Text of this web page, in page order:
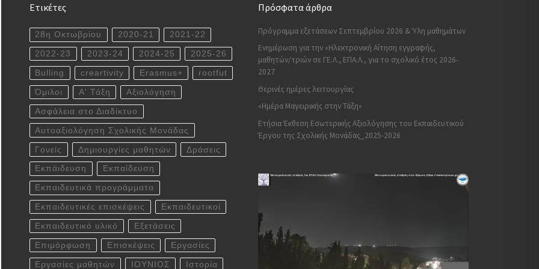
Ετικέτες
28η Οκτωβρίου 2020-21 2021-22
2022-23 2023-24 2024-25 2025-26
Bulling creartivity Erasmus+ rootfut
Όμιλοι Α' Τάξη Αξιολόγηση
Ασφάλεια στο Διαδίκτυο
Αυτοαξιολόγηση Σχολικής Μονάδας
Γονείς Δημιουργίες μαθητών Δράσεις
Εκπάιδευση Εκπαίδευση
Εκπαιδευτικά προγράμματα
Εκπαιδευτικές επισκέψεις Εκπαιδευτικοί
Εκπαιδευτικό υλικό Εξετάσεις
Επιμόρφωση Επισκέψεις Εργασίες
Εργασίες μαθητών ΙΟΥΝΙΟΣ Ιστορία
Πρόσφατα άρθρα
Πρόγραμμα εξετάσεων Σεπτεμβρίου 2026 & Ύλη μαθημάτων
Ενημέρωση για την «Ηλεκτρονική Αίτηση εγγραφής,
μαθητών/τριών σε ΓΕ.Λ., ΕΠΑ.Λ., για το σχολικό έτος 2026-
2027
Θερινές ημέρες λειτουργίας
«Ημέρα Μαγειρικής στην Τάξη»
Ετήσια Έκθεση Εσωτερικής Αξιολόγησης του Εκπαιδευτικού
Έργου της Σχολικής Μονάδας_2025-2026